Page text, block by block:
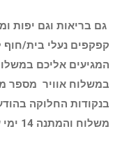
גם בריאות וגם יפות
המגיעים אליכם
במשלוח אוויר מספר
משלוח והמתנה 14 ימי עסקים